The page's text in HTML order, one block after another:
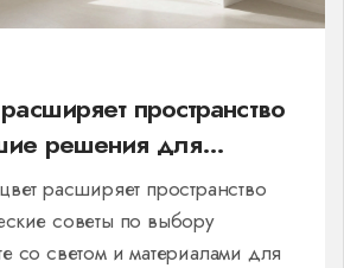
пространство
решения для
расширяет пространство
советы по выбору
со светом и материалами для